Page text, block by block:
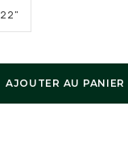
22"
AJOUTER AU PANIER